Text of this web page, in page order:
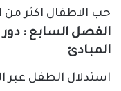
حب الاطفال اكثر من
الفصل السابع :
المبادئ
استدلال الطفل عبر